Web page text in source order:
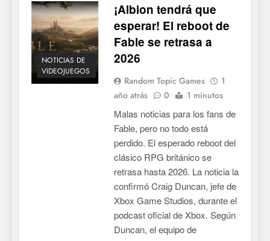
NOTICIAS DE
VIDEOJUEGOS
¡Albion tendrá que
esperar! El reboot de
Fable se retrasa a
2026
Random Topic Games
1
año atrás
0 1 minutos
Malas noticias para los fans de
Fable, pero no todo está
perdido. El esperado reboot del
clásico RPG británico se
retrasa hasta 2026. La noticia la
confirmó Craig Duncan, jefe de
Xbox Game Studios, durante el
podcast oficial de Xbox. Según
Duncan, el equipo de